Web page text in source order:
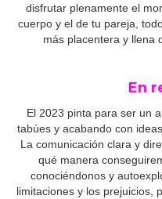
disfrutar plenamente el
cuerpo y el de tu pareja,
más placentera y llena
En
El 2023 pinta para ser un
tabúes y acabando con
La comunicación clara y
qué manera
conociéndonos y
limitaciones y los prejuicios,